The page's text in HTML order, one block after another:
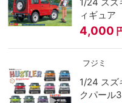
ィギュア
4,000
フジミ
1/24 スズ
クパール